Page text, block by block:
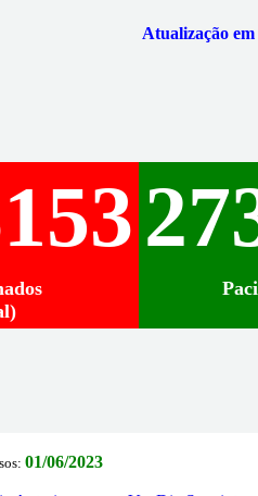
Atualização
01/06/2023